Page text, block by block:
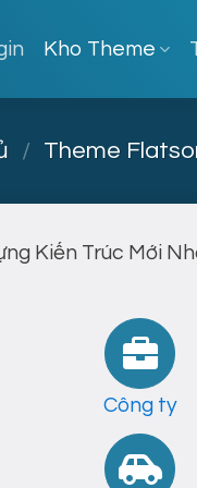
Kho Theme
/ Theme
Kiến Trúc Mới
Công ty